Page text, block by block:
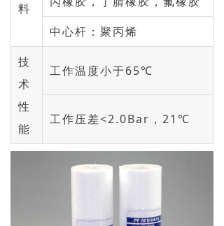
料
中心杆：聚丙烯
技
术
性
能
工作温度小于65℃
工作压差<2.0Bar，21℃